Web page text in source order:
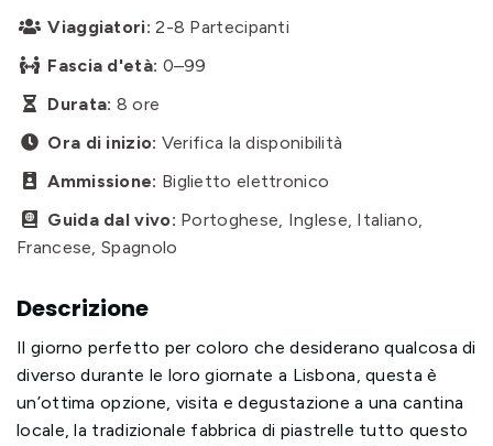
 Viaggiatori:2-8 Partecipanti
 Fascia d'età: 0–99
 Durata: 8 ore
 Ora di inizio: Verifica la disponibilità
 Ammissione: Biglietto elettronico
 Guida dal vivo: Portoghese, Inglese, Italiano,
Francese, Spagnolo
Descrizione
Il giorno perfetto per coloro che desiderano qualcosa di
diverso durante le loro giornate a Lisbona, questa è
un’ottima opzione, visita e degustazione a una cantina
locale, la tradizionale fabbrica di piastrelle tutto questo